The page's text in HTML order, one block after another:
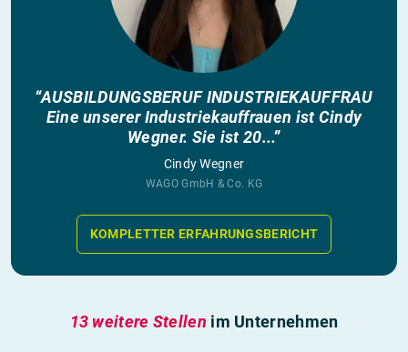
“AUSBILDUNGSBERUF INDUSTRIEKAUFFRAU
Eine unserer Industriekauffrauen ist Cindy
Wegner. Sie ist 20...”
Cindy Wegner
WAGO GmbH & Co. KG
KOMPLETTER ERFAHRUNGSBERICHT
13 weitere Stellen im Unternehmen